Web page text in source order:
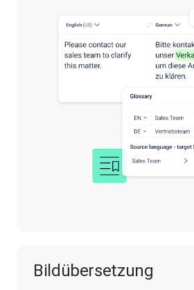
Bildübersetzung